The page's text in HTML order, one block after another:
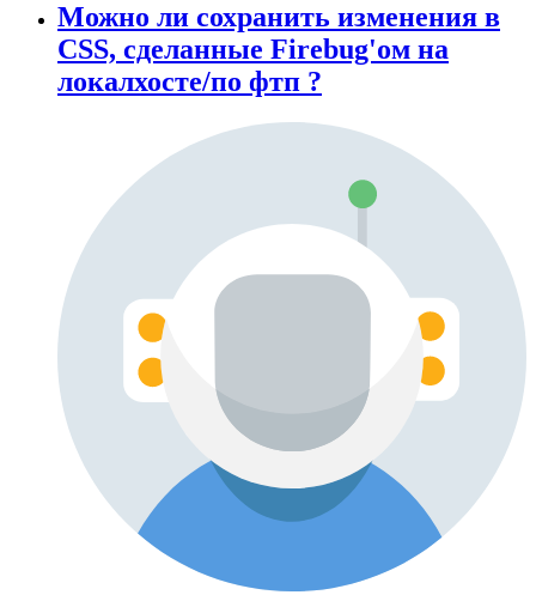
Можно ли сохранить изменения в
CSS, сделанные Firebug'ом на
локалхосте/по фтп ?